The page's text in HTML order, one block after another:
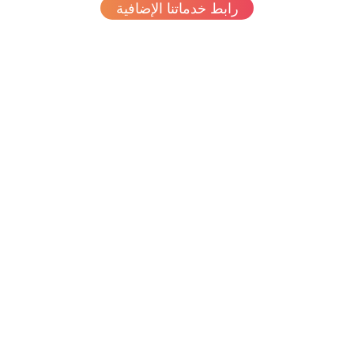
رابط خدماتنا الإضافية